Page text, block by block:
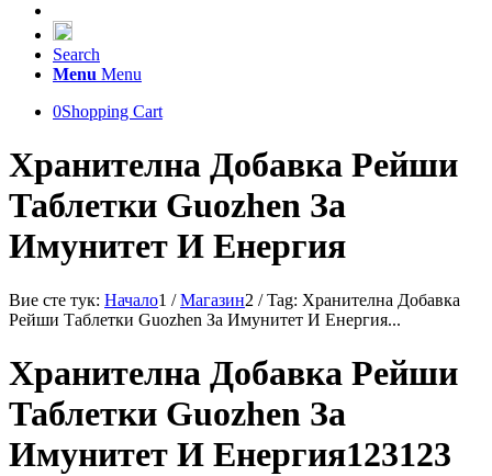
Search
Menu Menu
0Shopping Cart
Хранителна Добавка Рейши
Таблетки Guozhen За
Имунитет И Енергия
Вие сте тук: Начало1 / Магазин2 / Tag: Хранителна Добавка
Рейши Таблетки Guozhen За Имунитет И Енергия...
Хранителна Добавка Рейши
Таблетки Guozhen За
Имунитет И Енергия123123